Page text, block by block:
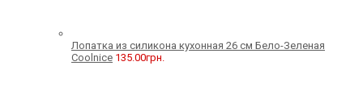
Лопатка из силикона кухонная 26 см Бело-Зеленая
Coolnice 135.00грн.